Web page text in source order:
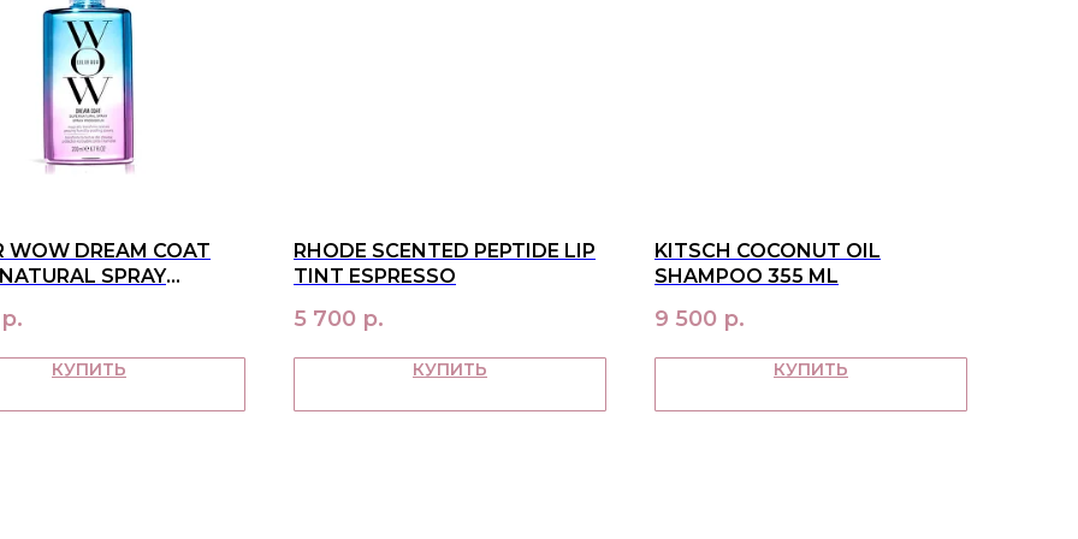
WOW DREAM COAT
SPRAY
р.
КУПИТЬ
RHODE SCENTED PEPTIDE LIP
TINT ESPRESSO
5 700 р.
КУПИТЬ
KITSCH COCONUT OIL
SHAMPOO 355 ML
9 500 р.
КУПИТЬ